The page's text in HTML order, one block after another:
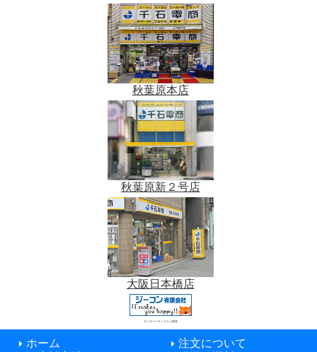
秋葉原本店
秋葉原新２号店
大阪日本橋店
データベースシステム開発
ホーム
注文について